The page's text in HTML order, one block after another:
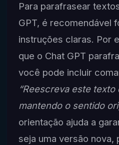
Para parafrasear
GPT, é recomendável
instruções claras. Por
que o Chat GPT
você pode incluir
“Reescreva este texto
mantendo o sentido
orientação ajuda a
seja uma versão nova,